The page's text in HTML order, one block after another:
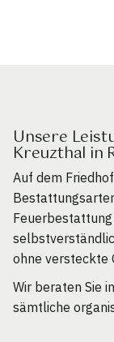
Unsere
Kreuzthal in
Auf dem
ohne versteckte
Wir beraten Sie
sämtliche